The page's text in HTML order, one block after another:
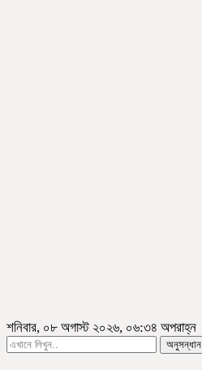
শনিবার, ০৮ অগাস্ট ২০২৬, ০৬:৩৪ অপরাহ্ন
অনুসন্ধান